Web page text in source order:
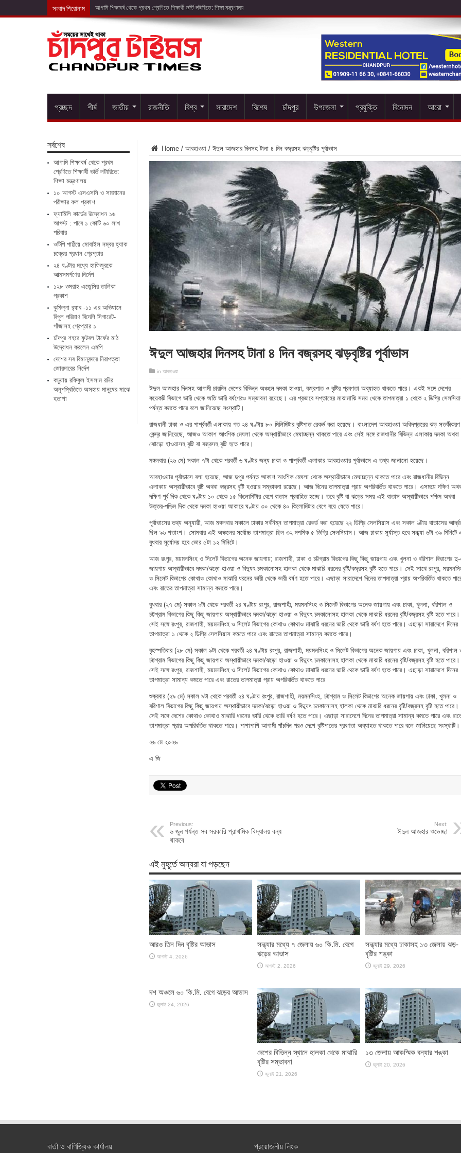
সংবাদ শিরোনাম ১০ আগস্ট এসএসসি
প্রচ্ছদ শীর্ষ জাতীয় রাজনীতি বিশ্ব সারাদেশ বিশেষ চাঁদপুর উপজেলা প্রযুক্তি বিনোদন আরো
Home / আবহাওয়া / ঈদুল আজহার দিনসহ টানা ৪ দিন বজ্রসহ ঝড়বৃষ্টির পূর্বাভাস
ঈদুল আজহার দিনসহ টানা ৪ দিন বজ্রসহ ঝড়বৃষ্টির পূর্বাভাস
in আবহাওয়া
ঈদুল আজহার দিনসহ আগামী চারদিন দেশের বিভিন্ন অঞ্চলে দমকা হাওয়া, বজ্রপাত ও বৃষ্টির প্রবণতা অব্যাহত থাকতে পারে। একই সঙ্গে দেশের
কয়েকটি বিভাগে ভারি থেকে অতি ভারি বর্ষণেরও সম্ভাবনা রয়েছে। এর প্রভাবে সপ্তাহের মাঝামাঝি সময় থেকে তাপমাত্রা ১ থেকে ২ ডিগ্রি
পর্যন্ত কমতে পারে বলে জানিয়েছে সংস্থাটি।
রাজধানী ঢাকা ও এর পার্শ্ববর্তী এলাকায় গত ২৪ ঘণ্টায় ৮০ মিলিমিটার বৃষ্টিপাত রেকর্ড করা হয়েছে। বাংলাদেশ আবহাওয়া অধিদপ্তরের ঝড় সতর্কীকরণ
কেন্দ্র জানিয়েছে, আজও আকাশ আংশিক মেঘলা থেকে অস্থায়ীভাবে মেঘাচ্ছন্ন থাকতে পারে এবং সেই সঙ্গে রাজধানীর বিভিন্ন এলাকায় দমকা অথবা
ঝোড়ো হাওয়াসহ বৃষ্টি বা বজ্রসহ বৃষ্টি হতে পারে।
মঙ্গলবার (২৬ মে) সকাল ৭টা থেকে পরবর্তী ৬ ঘণ্টার জন্য ঢাকা ও পার্শ্ববর্তী এলাকার আবহাওয়ার পূর্বাভাসে এ তথ্য জানানো হয়েছে।
আবহাওয়ার পূর্বাভাসে বলা হয়েছে, আজ দুপুর পর্যন্ত আকাশ আংশিক মেঘলা থেকে অস্থায়ীভাবে মেঘাচ্ছন্ন থাকতে পারে এবং রাজধানীর বিভিন্ন
এলাকায় অস্থায়ীভাবে বৃষ্টি অথবা বজ্রসহ বৃষ্টি হওয়ার সম্ভাবনা রয়েছে। আজ দিনের তাপমাত্রা প্রায় অপরিবর্তিত থাকতে পারে। এসময়ে দক্ষিণ
দক্ষিণ-পূর্ব দিক থেকে ঘণ্টায় ১০ থেকে ১৫ কিলোমিটার বেগে বাতাস প্রবাহিত হচ্ছে। তবে বৃষ্টি বা ঝড়ের সময় এই বাতাস অস্থায়ীভাবে পশ্চিম অথবা
উত্তর-পশ্চিম দিক থেকে দমকা হাওয়া আকারে ঘণ্টায় ৩০ থেকে ৪০ কিলোমিটার বেগে বয়ে যেতে পারে।
পূর্বাভাসের তথ্য অনুযায়ী, আজ মঙ্গলবার সকালে ঢাকার সর্বনিম্ন তাপমাত্রা রেকর্ড করা হয়েছে ২২ ডিগ্রি সেলসিয়াস এবং সকাল ৬টায় বাতাসের
ছিল ৯৬ শতাংশ। সোমবার এই অঞ্চলের সর্বোচ্চ তাপমাত্রা ছিল ৩২ দশমিক ৫ ডিগ্রি সেলসিয়াস। আজ ঢাকায় সূর্যাস্ত হবে সন্ধ্যা ৬টা ৩৯ মিনিটে
বুধবার সূর্যোদয় হবে ভোর ৫টা ১২ মিনিটে।
আজ রংপুর, ময়মনসিংহ ও সিলেট বিভাগের অনেক জায়গায়; রাজশাহী, ঢাকা ও চট্টগ্রাম বিভাগের কিছু কিছু জায়গায় এবং খুলনা ও বরিশাল বিভাগের
জায়গায় অস্থায়ীভাবে দমকা/ঝড়ো হাওয়া ও বিদ্যুৎ চমকানোসহ হালকা থেকে মাঝারি ধরনের বৃষ্টি/বজ্রসহ বৃষ্টি হতে পারে। সেই সাথে রংপুর,
ও সিলেট বিভাগের কোথাও কোথাও মাঝারি ধরনের ভারী থেকে ভারী বর্ষণ হতে পারে। এছাড়া সারাদেশে দিনের তাপমাত্রা প্রায় অপরিবর্তিত থাকতে
এবং রাতের তাপমাত্রা সামান্য কমতে পারে।
বুধবার (২৭ মে) সকাল ৯টা থেকে পরবর্তী ২৪ ঘণ্টায় রংপুর, রাজশাহী, ময়মনসিংহ ও সিলেট বিভাগের অনেক জায়গায় এবং ঢাকা, খুলনা, বরিশাল ও
চট্টগ্রাম বিভাগের কিছু কিছু জায়গায় অস্থায়ীভাবে দমকা/ঝড়ো হাওয়া ও বিদ্যুৎ চমকানোসহ হালকা থেকে মাঝারি ধরনের বৃষ্টি/বজ্রসহ বৃষ্টি হতে পারে।
সেই সঙ্গে রংপুর, রাজশাহী, ময়মনসিংহ ও সিলেট বিভাগের কোথাও কোথাও মাঝারি ধরনের ভারি থেকে ভারি বর্ষণ হতে পারে। এছাড়া সারাদেশে দিনের
তাপমাত্রা ১ থেকে ২ ডিগ্রি সেলসিয়াস কমতে পারে এবং রাতের তাপমাত্রা সামান্য কমতে পারে।
বৃহস্পতিবার (২৮ মে) সকাল ৯টা থেকে পরবর্তী ২৪ ঘণ্টায় রংপুর, রাজশাহী, ময়মনসিংহ ও সিলেট বিভাগের অনেক জায়গায় এবং ঢাকা, খুলনা, বরিশাল
চট্টগ্রাম বিভাগের কিছু কিছু জায়গায় অস্থায়ীভাবে দমকা/ঝড়ো হাওয়া ও বিদ্যুৎ চমকানোসহ হালকা থেকে মাঝারি ধরনের বৃষ্টি/বজ্রসহ বৃষ্টি হতে পারে।
সেই সঙ্গে রংপুর, রাজশাহী, ময়মনসিংহ ও সিলেট বিভাগের কোথাও কোথাও মাঝারি ধরনের ভারি থেকে ভারি বর্ষণ হতে পারে। এছাড়া সারাদেশে দিনের
তাপমাত্রা সামান্য কমতে পারে এবং রাতের তাপমাত্রা প্রায় অপরিবর্তিত থাকতে পারে
শুক্রবার (২৯ মে) সকাল ৯টা থেকে পরবর্তী ২৪ ঘণ্টায় রংপুর, রাজশাহী, ময়মনসিংহ, চট্টগ্রাম ও সিলেট বিভাগের অনেক জায়গায় এবং ঢাকা, খুলনা ও
বরিশাল বিভাগের কিছু কিছু জায়গায় অস্থায়ীভাবে দমকা/ঝড়ো হাওয়া ও বিদ্যুৎ চমকানোসহ হালকা থেকে মাঝারি ধরনের বৃষ্টি/বজ্রসহ বৃষ্টি হতে পারে।
সেই সঙ্গে দেশের কোথাও কোথাও মাঝারি ধরনের ভারি থেকে ভারি বর্ষণ হতে পারে। এছাড়া সারাদেশে দিনের তাপমাত্রা সামান্য কমতে পারে এবং
তাপমাত্রা প্রায় অপরিবর্তিত থাকতে পারে। পাশাপাশি আগামী পাঁচদিন পরও দেশে বৃষ্টিপাতের প্রবণতা অব্যাহত থাকতে পারে বলে জানিয়েছে সংস্থাটি।
২৬ মে ২০২৬
এ জি
Previous:
৬ জুন পর্যন্ত সব সরকারি প্রাথমিক বিদ্যালয় বন্ধ
থাকবে
Next:
ঈদুল আজহার শুভেচ্ছা
এই মুহূর্তে অন্যরা যা পড়ছেন
আরও তিন দিন বৃষ্টির আভাস
আগস্ট 4, 2026
সন্ধ্যার মধ্যে ৭ জেলায় ৬০ কি.মি. বেগে
ঝড়ের আভাস
আগস্ট 2, 2026
সন্ধ্যার মধ্যে ঢাকাসহ ১৩ জেলায় ঝড়-
বৃষ্টির শঙ্কা
জুলাই 29, 2026
দশ অঞ্চলে ৬০ কি.মি. বেগে ঝড়ের আভাস
জুলাই 24, 2026
দেশের বিভিন্ন স্থানে হালকা থেকে মাঝারি
বৃষ্টির সম্ভাবনা
জুলাই 21, 2026
১৩ জেলায় আকস্মিক বন্যার শঙ্কা
জুলাই 20, 2026
সর্বশেষ
আগামি শিক্ষাবর্ষ থেকে প্রথম
শ্রেণিতে শিক্ষার্থী ভর্তি লটারিতে:
শিক্ষা মন্ত্রণালয়
১০ আগস্ট এসএসসি ও সমমানের
পরীক্ষার ফল প্রকাশ
ফ্যামিলি কার্ডের উদ্বোধন ১৬
আগস্ট : পাবে ১ কোটি ৬০ লাখ
পরিবার
ওটিপি পাঠিয়ে মোবাইল নম্বর হ্যাক
চক্রের প্রধান গ্রেপ্তার
২৪ ঘণ্টার মধ্যে হাফিজুরকে
আত্মসমর্পণের নির্দেশ
১২৮ ওমরাহ এজেন্সির তালিকা
প্রকাশ
কুমিল্লা র‌্যাব -১১ এর অভিযানে
বিপুল পরিমাণ বিদেশি সিগারেট-
গাঁজাসহ গ্রেপ্তার ১
চাঁদপুর শহরে ফুটবল টার্ফের মাঠ
উদ্বোধন করলেন এমপি
দেশের সব বিমানবন্দরে নিরাপত্তা
জোরদারের নির্দেশ
কচুয়ায় রফিকুল ইসলাম রনির
অনুপস্থিতিতে অসহায় মানুষের মাঝে
হতাশা
বার্তা ও বাণিজ্যিক কার্যালয় প্রয়োজনীয় লিংক